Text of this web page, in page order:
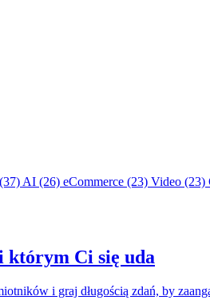
(37) AI (26) eCommerce (23) Video (23)
którym Ci się uda
i graj długością zdań, by